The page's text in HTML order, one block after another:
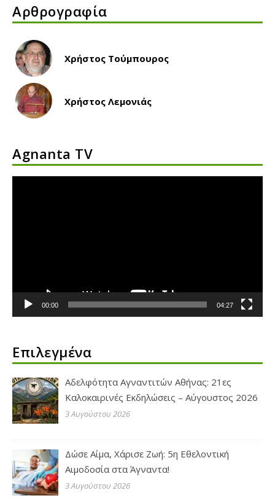
Αρθρογραφία
Χρήστος Τούμπουρος
Χρήστος Λεμονιάς
Agnanta TV
00:00 04:27
Επιλεγμένα
Αδελφότητα Αγναντιτών Αθήνας: 21ες
Καλοκαιρινές Εκδηλώσεις – Αύγουστος 2026
3 Αυγούστου 2026
Δώσε Αίμα, Χάρισε Ζωή: 5η Εθελοντική
Αιμοδοσία στα Άγναντα!
3 Αυγούστου 2026